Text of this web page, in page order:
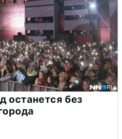
останется без